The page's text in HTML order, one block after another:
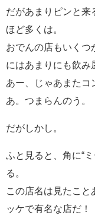
だがあまりピンと来
ほど多くは。
おでんの店もいく
にはあまりにも飲み
あー、じゃあまたコ
あ。つまらんのう。
だがしかし。
ふと見ると、角に“
る。
この店名は見たこ
ッケで有名な店だ！